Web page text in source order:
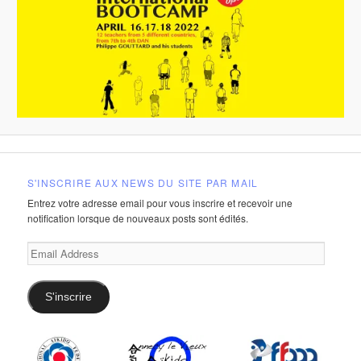
S'INSCRIRE AUX NEWS DU SITE PAR MAIL
Entrez votre adresse email pour vous inscrire et recevoir une
notification lorsque de nouveaux posts sont édités.
Email
Address
S'inscrire